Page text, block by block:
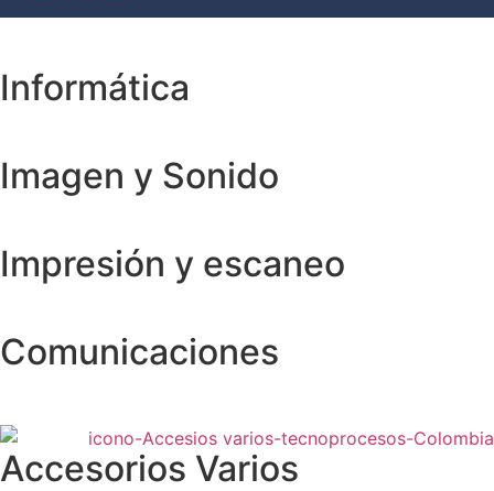
Informática
Imagen y Sonido
Impresión y escaneo
Comunicaciones
Accesorios Varios